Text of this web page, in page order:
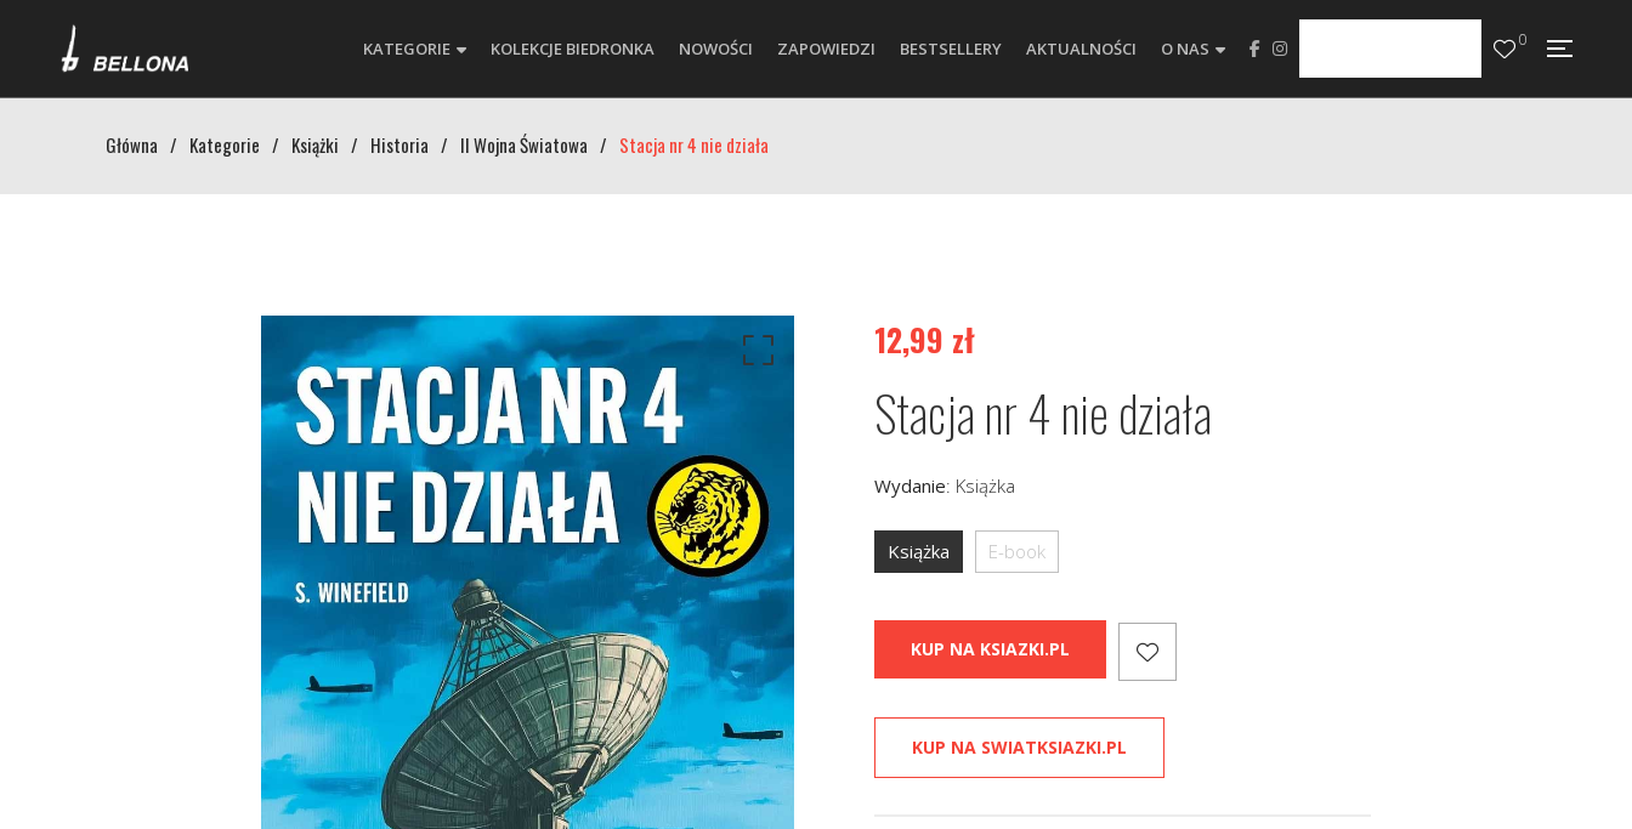
KATEGORIE KOLEKCJE BIEDRONKA NOWOŚCI ZAPOWIEDZI BESTSELLERY AKTUALNOŚCI O NAS 0
Główna / Kategorie / Książki / Historia / II Wojna Światowa / Stacja nr 4 nie działa
12,99 zł
Stacja nr 4 nie działa
Wydanie: Książka
Książka E-book
KUP NA KSIAZKI.PL
KUP NA SWIATKSIAZKI.PL